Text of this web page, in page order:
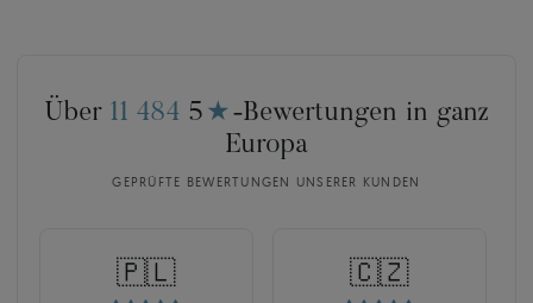
Über 11 484 5 ★ -Bewertungen in ganz
Europa
GEPRÜFTE BEWERTUNGEN UNSERER KUNDEN
🇵🇱 🇨🇿